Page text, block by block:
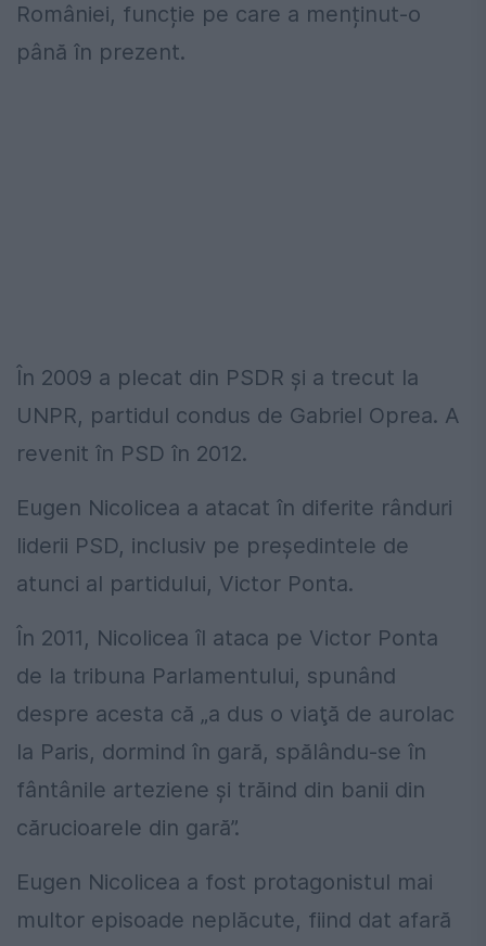
României, funcție pe care a menținut-o
până în prezent.
În 2009 a plecat din PSDR și a trecut la
UNPR, partidul condus de Gabriel Oprea. A
revenit în PSD în 2012.
Eugen Nicolicea a atacat în diferite rânduri
liderii PSD, inclusiv pe președintele de
atunci al partidului, Victor Ponta.
În 2011, Nicolicea îl ataca pe Victor Ponta
de la tribuna Parlamentului, spunând
despre acesta că „a dus o viaţă de aurolac
la Paris, dormind în gară, spălându-se în
fântânile arteziene şi trăind din banii din
cărucioarele din gară”.
Eugen Nicolicea a fost protagonistul mai
multor episoade neplăcute, fiind dat afară